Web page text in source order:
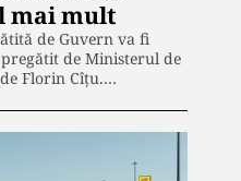
mai mult
de Guvern va fi
de Ministerul de
Florin Cîțu.…